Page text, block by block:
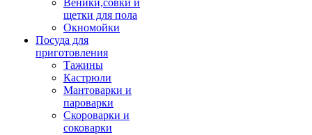
Веники,совки и
щетки для пола
Окномойки
Посуда для
приготовления
Тажины
Кастрюли
Мантоварки и
пароварки
Скороварки и
соковарки